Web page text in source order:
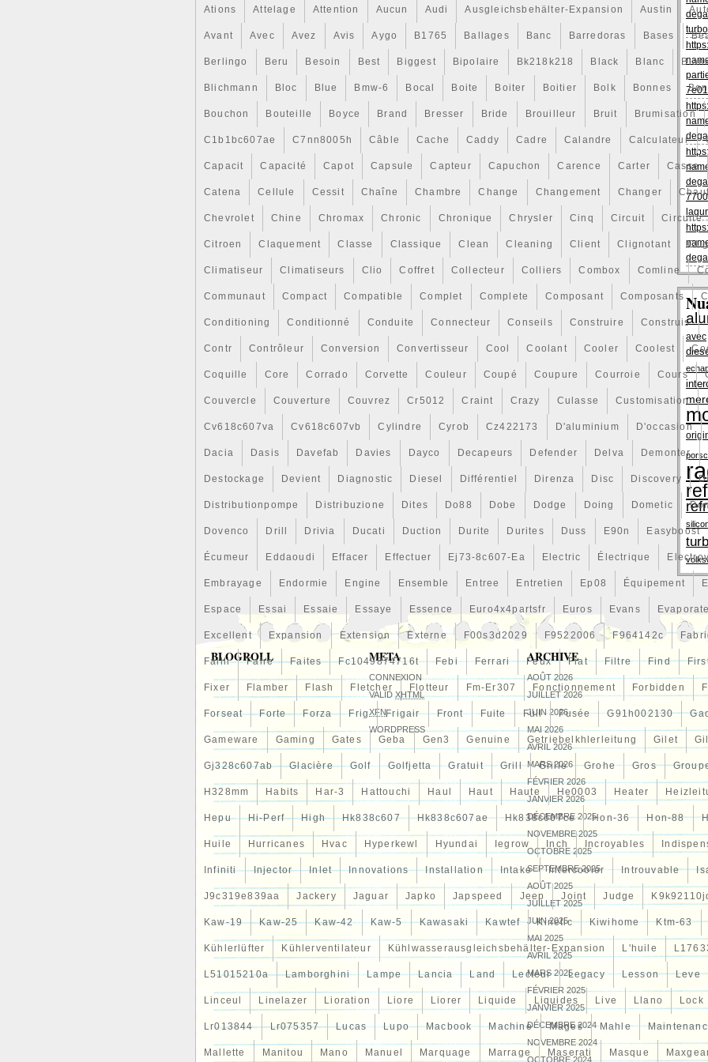
Ations Attelage Attention Aucun Audi Ausgleichsbehälter-Expansion Austin
Avant Avec Avez Avis Aygo B1765 Ballages Banc Barredoras Bases
Berlingo Beru Besoin Best Biggest Bipolaire Bk218k218 Black Blanc
Blichmann Bloc Blue Bmw-6 Bocal Boite Boiter Boitier Bolk Bonnes
Bouchon Bouteille Boyce Brand Bresser Bride Brouilleur Bruit Brumisation
C1b1bc607ae C7nn8005h Câble Cache Caddy Cadre Calandre Calculateur
Capacit Capacité Capot Capsule Capteur Capuchon Carence Carter Casse
Catena Cellule Cessit Chaîne Chambre Change Changement Changer
Chevrolet Chine Chromax Chronic Chronique Chrysler Cinq Circuit Circuite
Citroen Claquement Classe Classique Clean Cleaning Client Clignotant
Climatiseur Climatiseurs Clio Coffret Collecteur Colliers Combox Comline
Communaut Compact Compatible Complet Complete Composant Composants
Conditioning Conditionné Conduite Connecteur Conseils Construire Construis
Contr Contrôleur Conversion Convertisseur Cool Coolant Cooler Coolest
Coquille Core Corrado Corvette Couleur Coupé Coupure Courroie Cours
Couvercle Couverture Couvrez Cr5012 Craint Crazy Culasse Customisation
Cv618c607va Cv618c607vb Cylindre Cyrob Cz422173 D'aluminium D'occasion
Dacia Dasis Davefab Davies Dayco Decapeurs Defender Delva Demonter
Destockage Devient Diagnostic Diesel Différentiel Direnza Disc Discovery
Distributionpompe Distribuzione Dites Do88 Dobe Dodge Doing Dometic
Dovenco Drill Drivia Ducati Duction Durite Durites Duss E90n Easyboost
Écumeur Eddaoudi Effacer Effectuer Ej73-8c607-Ea Electric Électrique
Embrayage Endormie Engine Ensemble Entree Entretien Ep08 Équipement
Espace Essai Essaie Essaye Essence Euro4x4partsfr Euros Evans
Excellent Expansion Extension Externe F00s3d2029 F9522006 F964142c
Failli Faire Faites Fc1049874716t Febi Ferrari Feux Fiat Filtre Find
Fixer Flamber Flash Fletcher Flotteur Fm-Er307 Fonctionnement Forbidden
Forseat Forte Forza Frig Frigair Front Fuite Full Fusée G91h002130
Gameware Gaming Gates Geba Gen3 Genuine Getriebelkhlerleitung Gilet
Gj328c607ab Glacière Golf Golfjetta Gratuit Grill Grille Grohe Gros
H328mm Habits Har-3 Hattouchi Haul Haut Haute He0003 Heater
Hepu Hi-Perf High Hk838c607 Hk838c607ae Hk838c607ce Hon-36 Hon-88
Huile Hurricanes Hvac Hyperkewl Hyundai Iegrow Inch Incroyables
Infiniti Injector Inlet Innovations Installation Intake Intercooler Introuvable
J9c319e839aa Jackery Jaguar Japko Japspeed Jeep Joint Judge
Kaw-19 Kaw-25 Kaw-42 Kaw-5 Kawasaki Kawtef Kinetic Kiwihome Ktm-63
Kühlerlüfter Kühlerventilateur Kühlwasserausgleichsbehälter-Expansion L'huile
L51015210a Lamborghini Lampe Lancia Land Lecteur Legacy Lesson Leve
Linceul Linelazer Lioration Liore Liorer Liquide Liquides Live Llano Lock
Lr013844 Lr075357 Lucas Lupo Macbook Machine Mages Mahle
Mallette Manitou Mano Manuel Marquage Marrage Maserati Masque
le cas échéant, à l’expédition de la nouveau produit.
avec
BLOGROLL META
CONNEXION
VALIDXHTML
XFN
WORDPRESS
ARCHIVE
AOÛT 2026
JUILLET 2026
JUIN 2026
MAI 2026
AVRIL 2026
MARS 2026
FÉVRIER 2026
JANVIER 2026
DÉCEMBRE 2025
NOVEMBRE 2025
OCTOBRE 2025
SEPTEMBRE 2025
AOÛT 2025
JUILLET 2025
JUIN 2025
MAI 2025
AVRIL 2025
MARS 2025
FÉVRIER 2025
JANVIER 2025
DÉCEMBRE 2024
NOVEMBRE 2024
OCTOBRE 2024